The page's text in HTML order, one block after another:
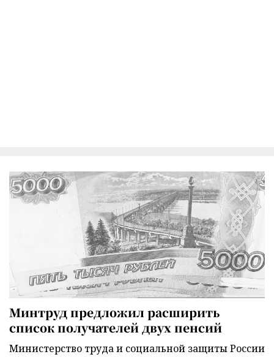
Минтруд предложил расширить
список получателей двух пенсий
Министерство труда и социальной защиты России